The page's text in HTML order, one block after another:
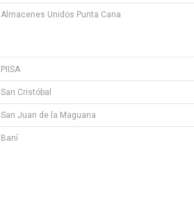
Almacenes Unidos Punta Cana
PIISA
San Cristóbal
San Juan de la Maguana
Baní